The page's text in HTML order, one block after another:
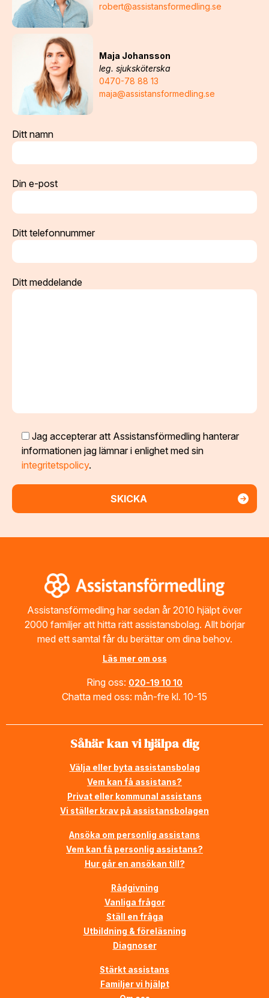
robert@assistansformedling.se
Maja Johansson
leg. sjuksköterska
0470-78 88 13
maja@assistansformedling.se
Ditt namn
Din e-post
Ditt telefonnummer
Ditt meddelande
Jag accepterar att Assistansförmedling hanterar
informationen jag lämnar i enlighet med sin
integritetspolicy.
Assistansförmedling har sedan år 2010 hjälpt över
2000 familjer att hitta rätt assistansbolag. Allt börjar
med ett samtal får du berättar om dina behov.
Läs mer om oss
Ring oss: 020-19 10 10
Chatta med oss: mån-fre kl. 10-15
Såhär kan vi hjälpa dig
Välja eller byta assistansbolag
Vem kan få assistans?
Privat eller kommunal assistans
Vi ställer krav på assistansbolagen
Ansöka om personlig assistans
Vem kan få personlig assistans?
Hur går en ansökan till?
Rådgivning
Vanliga frågor
Ställ en fråga
Utbildning & föreläsning
Diagnoser
Stärkt assistans
Familjer vi hjälpt